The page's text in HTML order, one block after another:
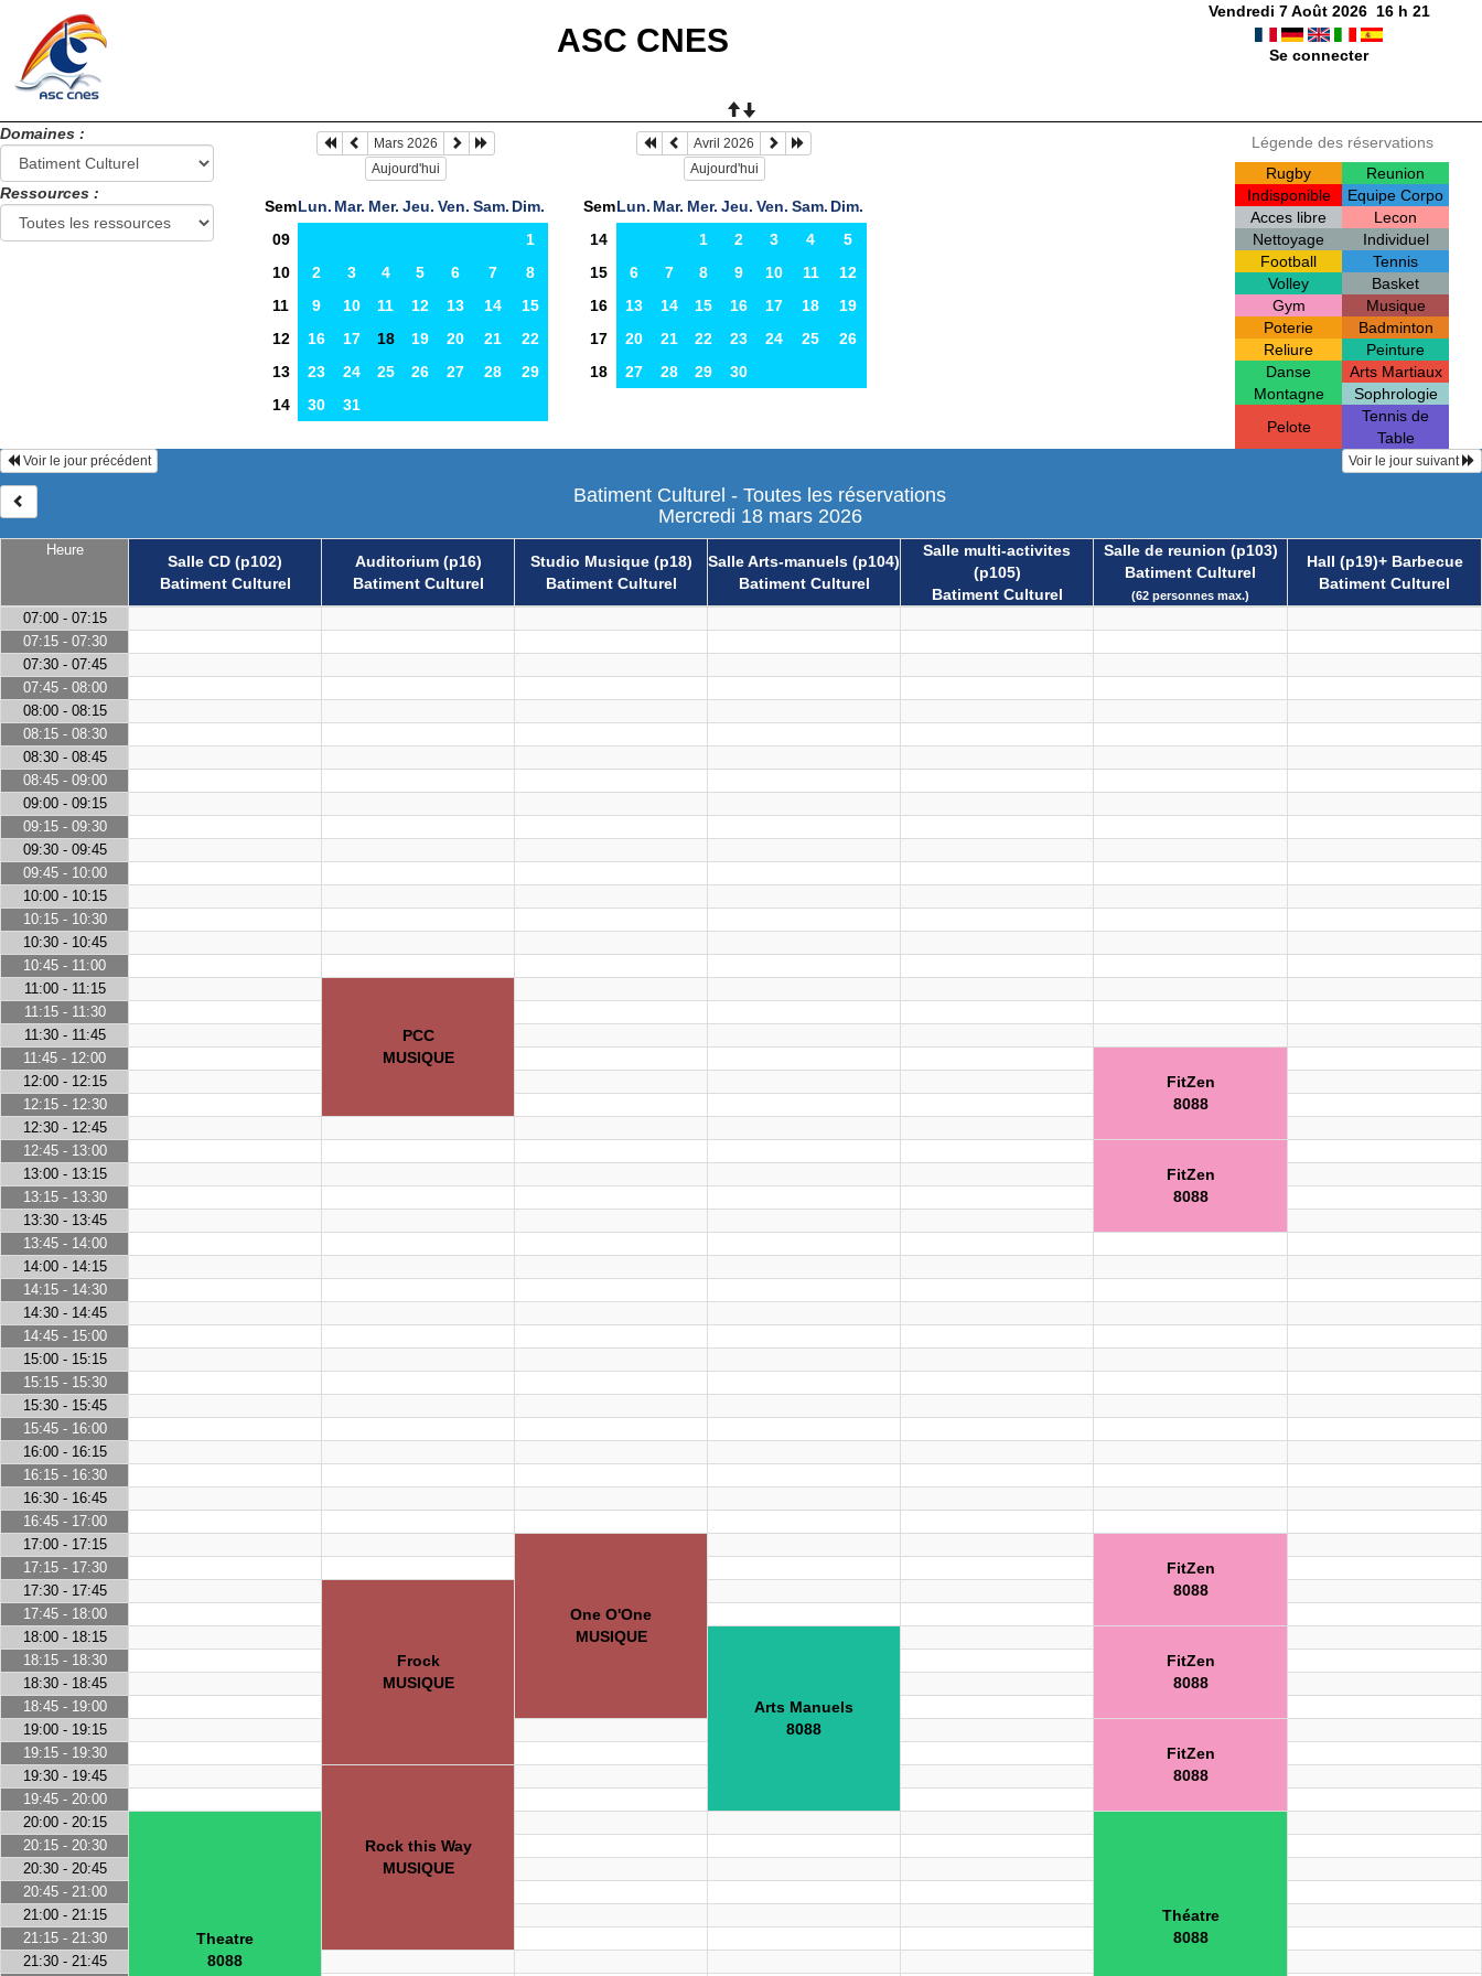
ASC CNES
Vendredi 7 Août 2026 16h 21
Se connecter
Domaines :
Ressources :
Mars 2026
Aujourd'hui
SemLun. Mar. Mer. Jeu. Ven. Sam. Dim.
09
1
10
2 3 4 5 6 7
8
11
9 10 11 12 13 14
15
12
16 17 18 19 20 21
22
13
23 24 25 26 27 28
29
14
30 31
Avril 2026
Aujourd'hui
SemLun. Mar. Mer. Jeu. Ven. Sam. Dim.
14
1 2 3 4
5
15
6 7 8 9 10 11
12
16
13 14 15 16 17 18
19
17
20 21 22 23 24 25
26
18
27 28 29 30
Légende des réservations
Rugby
Reunion
Indisponible
Equipe Corpo
Acces libre
Lecon
Nettoyage
Individuel
Football
Tennis
Volley
Basket
Gym
Musique
Poterie
Badminton
Reliure
Peinture
Danse
Arts Martiaux
Montagne
Sophrologie
Pelote
Tennis de
Table
Heure
Salle CD (p102)
Batiment Culturel
Auditorium (p16)
Batiment Culturel
Studio Musique (p18)
Batiment Culturel
Salle Arts-manuels (p104)
Batiment Culturel
Salle multi-activites
(p105)
Batiment Culturel
Salle de reunion (p103)
Batiment Culturel
(62 personnes max.)
Hall (p19)+ Barbecue
Batiment Culturel
Voir le jour précédent Voir le jour suivant
Batiment Culturel - Toutes les réservations
Mercredi 18 mars 2026
07:00 - 07:15
07:15 - 07:30
07:30 - 07:45
07:45 - 08:00
08:00 - 08:15
08:15 - 08:30
08:30 - 08:45
08:45 - 09:00
09:00 - 09:15
09:15 - 09:30
09:30 - 09:45
09:45 - 10:00
10:00 - 10:15
10:15 - 10:30
10:30 - 10:45
10:45 - 11:00
11:00 - 11:15
PCC
MUSIQUE
11:15 - 11:30
11:30 - 11:45
11:45 - 12:00
FitZen
8088
12:00 - 12:15
12:15 - 12:30
12:30 - 12:45
12:45 - 13:00
FitZen
8088
13:00 - 13:15
13:15 - 13:30
13:30 - 13:45
13:45 - 14:00
14:00 - 14:15
14:15 - 14:30
14:30 - 14:45
14:45 - 15:00
15:00 - 15:15
15:15 - 15:30
15:30 - 15:45
15:45 - 16:00
16:00 - 16:15
16:15 - 16:30
16:30 - 16:45
16:45 - 17:00
17:00 - 17:15
One O'One
MUSIQUE
FitZen
8088
17:15 - 17:30
17:30 - 17:45
Frock
MUSIQUE
17:45 - 18:00
18:00 - 18:15
Arts Manuels
8088
FitZen
8088
18:15 - 18:30
18:30 - 18:45
18:45 - 19:00
19:00 - 19:15
FitZen
8088
19:15 - 19:30
19:30 - 19:45
Rock this Way
MUSIQUE
19:45 - 20:00
20:00 - 20:15
Theatre
8088
Théatre
8088
20:15 - 20:30
20:30 - 20:45
20:45 - 21:00
21:00 - 21:15
21:15 - 21:30
21:30 - 21:45